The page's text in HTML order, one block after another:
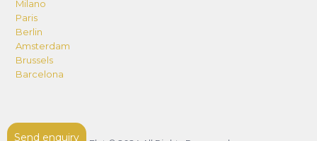
Send enquiry
Milano
Paris
Berlin
Amsterdam
Brussels
Barcelona